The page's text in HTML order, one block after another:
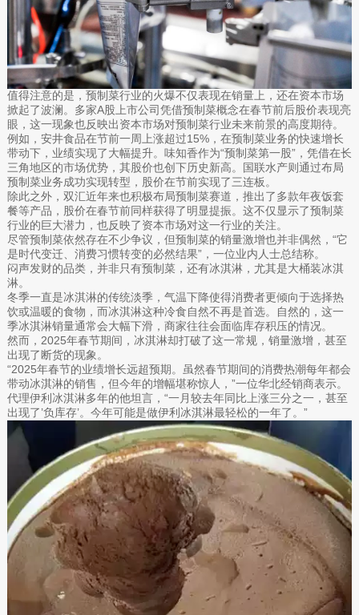
值得注意的是，预制菜行业的火爆不仅表现在销量上，还在资本市场
掀起了波澜。多家A股上市公司凭借预制菜概念在春节前后股价表现亮
眼，这一现象也反映出资本市场对预制菜行业未来前景的高度期待。
例如，安井食品在节前一周上涨超过15%，在预制菜业务的快速增长
带动下，业绩实现了大幅提升。味知香作为“预制菜第一股”，凭借在长
三角地区的市场优势，其股价也创下历史新高。国联水产则通过布局
预制菜业务成功实现转型，股价在节前实现了三连板。
除此之外，双汇近年来也积极布局预制菜赛道，推出了多款年夜饭套
餐等产品，股价在春节前同样获得了明显提振。这不仅显示了预制菜
行业的巨大潜力，也反映了资本市场对这一行业的关注。
尽管预制菜依然存在不少争议，但预制菜的销量激增也并非偶然，“它
是时代变迁、消费习惯转变的必然结果”，一位业内人士总结称。
闷声发财的品类，并非只有预制菜，还有冰淇淋，尤其是大桶装冰淇
淋。
冬季一直是冰淇淋的传统淡季，气温下降使得消费者更倾向于选择热
饮或温暖的食物，而冰淇淋这种冷食自然不再是首选。自然的，这一
季冰淇淋销量通常会大幅下滑，商家往往会面临库存积压的情况。
然而，2025年春节期间，冰淇淋却打破了这一常规，销量激增，甚至
出现了断货的现象。
“2025年春节的业绩增长远超预期。虽然春节期间的消费热潮每年都会
带动冰淇淋的销售，但今年的增幅堪称惊人，”一位华北经销商表示。
代理伊利冰淇淋多年的他坦言，“一月较去年同比上涨三分之一，甚至
出现了’负库存’。今年可能是做伊利冰淇淋最轻松的一年了。”